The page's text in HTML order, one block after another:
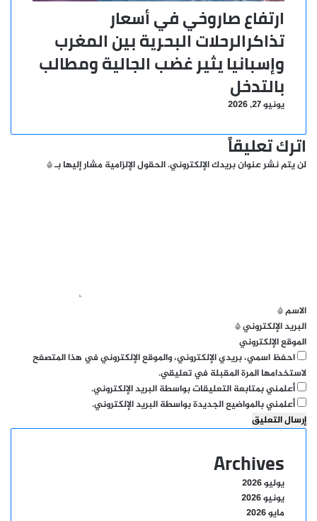
ارتفاع صاروخي في أسعار
تذاكرالرحلات البحرية بين المغرب
وإسبانيا يثير غضب الجالية ومطالب
بالتدخل
يونيو 27, 2026
اترك تعليقاً
لن يتم نشر عنوان بريدك الإلكتروني.الحقول الإلزامية مشار إليها بـ*
الاسم*
البريد الإلكتروني*
الموقع الإلكتروني
احفظ اسمي، بريدي الإلكتروني، والموقع الإلكتروني في هذا المتصفح
لاستخدامها المرة المقبلة في تعليقي.
أعلمني بمتابعة التعليقات بواسطة البريد الإلكتروني.
أعلمني بالمواضيع الجديدة بواسطة البريد الإلكتروني.
Archives
يوليو 2026
يونيو 2026
مايو 2026